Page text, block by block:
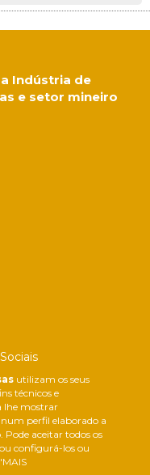
utilizam os seus
técnicos e
lhe mostrar
perfil elaborado a
Pode aceitar todos os
configurá-los ou
Indústria de
e setor mineiro